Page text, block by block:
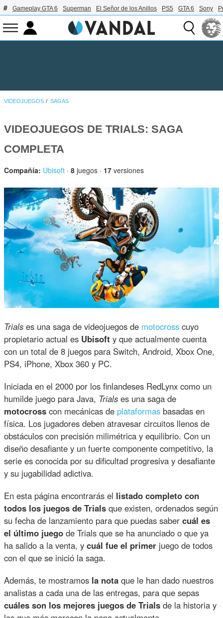
Gameplay GTA 6 Superman El Señor de los Anillos PS5 GTA 6 Sony
VIDEOJUEGOS SAGAS
VIDEOJUEGOS DE TRIALS: SAGA
COMPLETA
Compañía: Ubisoft ·8 juegos · 17 versiones
Trials es una saga de videojuegos de motocross cuyo
propietario actual es Ubisoft y que actualmente cuenta
con un total de 8 juegos para Switch, Android, Xbox One,
PS4, iPhone, Xbox 360 y PC.
Iniciada en el 2000 por los finlandeses RedLynx como un
humilde juego para Java, Trials es una saga de
motocross con mecánicas de plataformas basadas en
física. Los jugadores deben atravesar circuitos llenos de
obstáculos con precisión milimétrica y equilibrio. Con un
diseño desafiante y un fuerte componente competitivo, la
serie es conocida por su dificultad progresiva y desafiante
y su jugabilidad adictiva.
En esta página encontrarás el listado completo con
todos los juegos de Trials que existen, ordenados según
su fecha de lanzamiento para que puedas sabercuál es
el último juego de Trials que se ha anunciado o que ya
ha salido a la venta, ycuál fue el primer juego de todos
con el que se inició la saga.
Además, te mostramos la nota que le han dado nuestros
analistas a cada una de las entregas, para que sepas
cuáles son los mejores juegos de Trials de la historia y